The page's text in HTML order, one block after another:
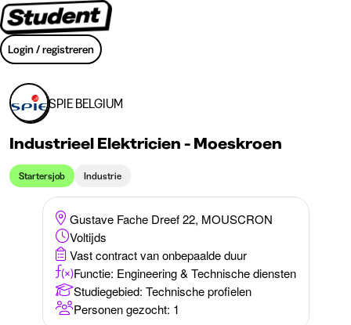
Login / registreren
SPIE BELGIUM
Industrieel Elektricien - Moeskroen
Startersjob Industrie
Gustave Fache Dreef 22, MOUSCRON
Voltijds
Vast contract van onbepaalde duur
Functie: Engineering & Technische diensten
Studiegebied: Technische profielen
Personen gezocht: 1